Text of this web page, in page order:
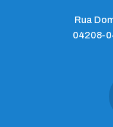
Rua
04208-